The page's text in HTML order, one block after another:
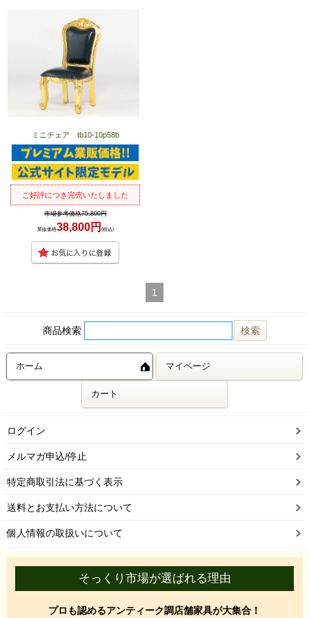
ミニチェア tb10-10p58b
ご好評につき完売いたしました
市場参考価格75,800円
業販価格38,800円 (税込)
1
商品検索
ホーム マイページ
カート
ログイン
メルマガ申込/停止
特定商取引法に基づく表示
送料とお支払い方法について
個人情報の取扱いについて
そっくり市場が選ばれる理由
プロも認めるアンティーク調店舗家具が大集合！